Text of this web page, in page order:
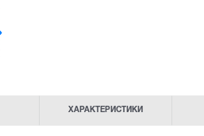
ХАРАКТЕРИСТИКИ